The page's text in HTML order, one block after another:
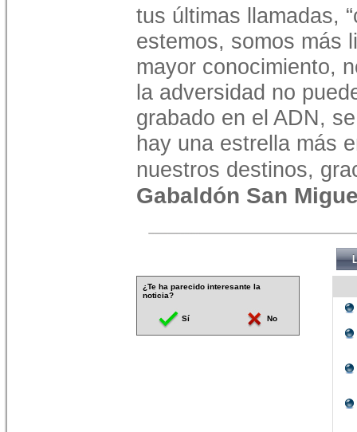
tus últimas llamadas,
estemos, somos más
mayor conocimiento,
la adversidad no
grabado en el ADN,
hay una estrella más
nuestros destinos,
Gabaldón San
¿Te ha parecido interesante la
noticia?
Sí No